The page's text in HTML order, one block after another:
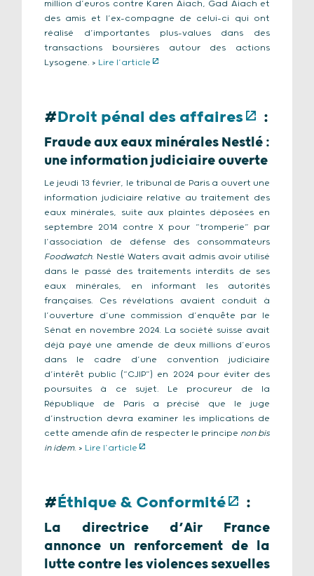
million d’euros contre Karen Aiach, Gad Aiach et
des amis et l’ex-compagne de celui-ci qui ont
réalisé d’importantes plus-values dans des
transactions boursières autour des actions
Lysogene. > Lire l’article
#Droit pénal des affaires :
Fraude aux eaux minérales Nestlé :
une information judiciaire ouverte
Le jeudi 13 février, le tribunal de Paris a ouvert une
information judiciaire relative au traitement des
eaux minérales, suite aux plaintes déposées en
septembre 2014 contre X pour “tromperie” par
l’association de défense des consommateurs
Foodwatch. Nestlé Waters avait admis avoir utilisé
dans le passé des traitements interdits de ses
eaux minérales, en informant les autorités
françaises. Ces révélations avaient conduit à
l’ouverture d’une commission d’enquête par le
Sénat en novembre 2024. La société suisse avait
déjà payé une amende de deux millions d’euros
dans le cadre d’une convention judiciaire
d’intérêt public (“CJIP”) en 2024 pour éviter des
poursuites à ce sujet. Le procureur de la
République de Paris a précisé que le juge
d’instruction devra examiner les implications de
cette amende afin de respecter le principe non bis
in idem. > Lire l’article
#Éthique & Conformité :
La directrice d’Air France
annonce un renforcement de la
lutte contre les violences sexuelles